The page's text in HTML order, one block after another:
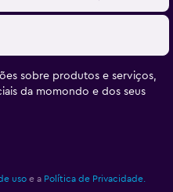
sobre produtos e serviços,
da momondo e dos seus
usoe a Política de Privacidade.